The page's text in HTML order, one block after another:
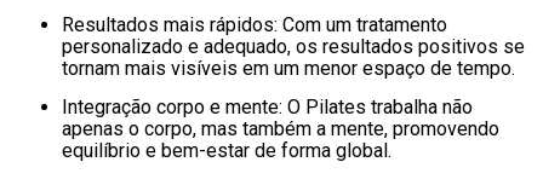
Resultados mais rápidos: Com um tratamento
personalizado e adequado, os resultados positivos se
tornam mais visíveis em um menor espaço de tempo.
Integração corpo e mente: O Pilates trabalha não
apenas o corpo, mas também a mente, promovendo
equilíbrio e bem-estar de forma global.